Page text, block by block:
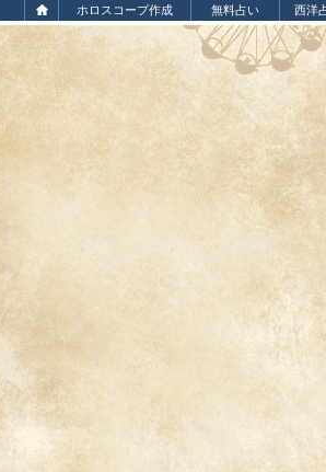
ホロスコープ作成 無料占い 西洋